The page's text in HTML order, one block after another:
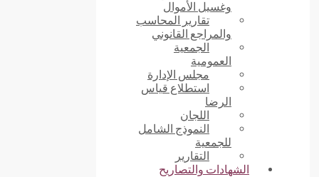
وغسيل الأموال
تقارير المحاسب
والمراجع القانوني
الجمعية
العمومية
مجلس الإدارة
استطلاع قياس
الرضا
اللجان
النموذج الشامل
للجمعية
التقارير
الشهادات والتصاريح